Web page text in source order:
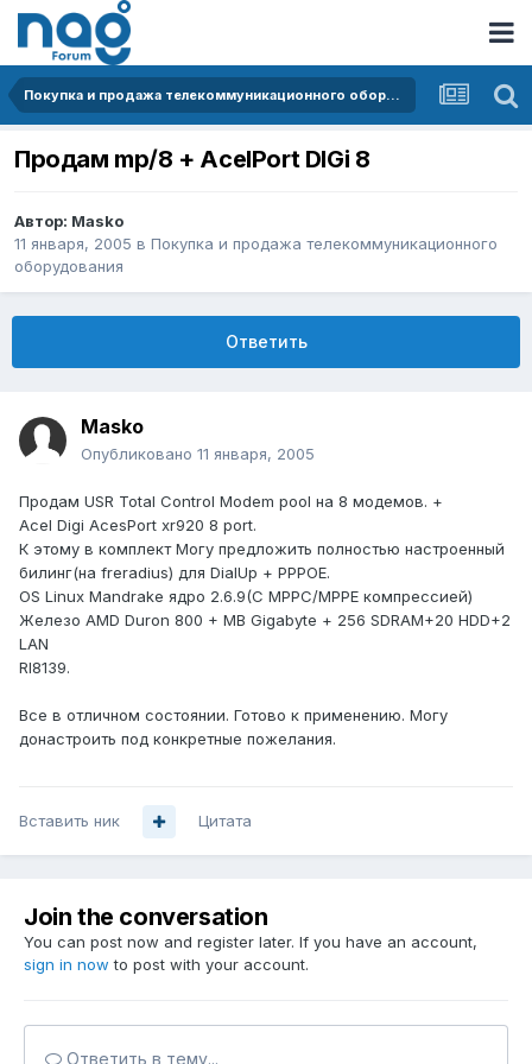
Покупка и продажа телекоммуникационного оборудования
Продам mp/8 + AcelPort DIGi 8
Автор: Masko
11 января, 2005 в Покупка и продажа телекоммуникационного
оборудования
Ответить
Masko
Опубликовано 11 января, 2005
Продам USR Total Control Modem pool на 8 модемов. +
Acel Digi AcesPort xr920 8 port.
К этому в комплект Могу предложить полностью настроенный
билинг(на freradius) для DialUp + PPPOE.
OS Linux Mandrake ядро 2.6.9(С MPPC/MPPE компрессией)
Железо AMD Duron 800 + MB Gigabyte + 256 SDRAM+20 HDD+2
LAN
Rl8139.
Все в отличном состоянии. Готово к применению. Могу
донастроить под конкретные пожелания.
Вставить ник Цитата
Join the conversation
You can post now and register later. If you have an account,
sign in now to post with your account.
Ответить в тему...